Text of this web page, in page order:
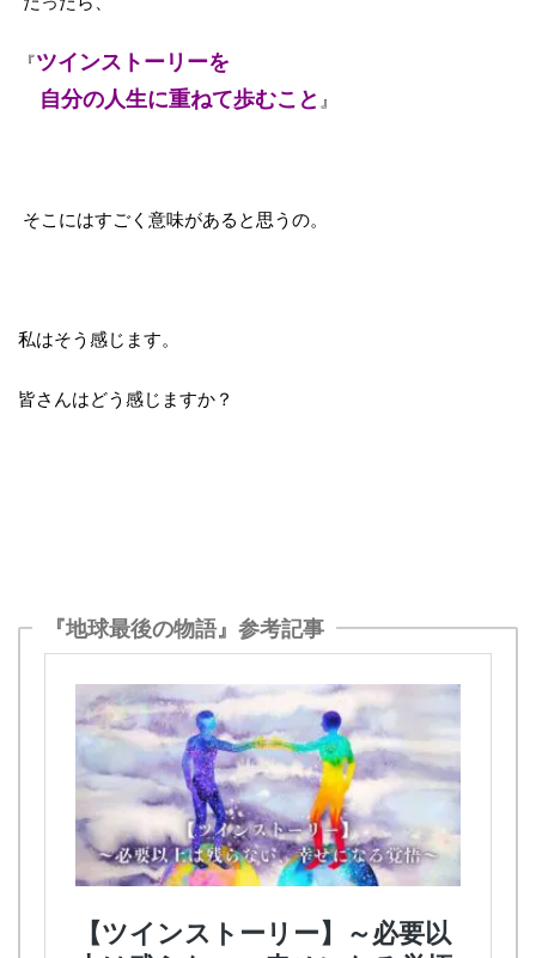
『ツインストーリーを
自分の人生に重ねて歩むこと 』
そこにはすごく意味があると思うの。
私はそう感じます。
皆さんはどう感じますか？
『地球最後の物語』参考記事